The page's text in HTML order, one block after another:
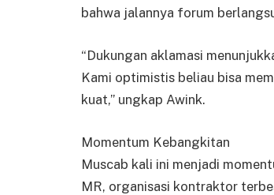
bahwa jalannya forum
“Dukungan aklamasi
Kami optimistis beliau bisa
kuat,” ungkap Awink.
Momentum Kebangkitan
Muscab kali ini menjadi
MR, organisasi kontraktor